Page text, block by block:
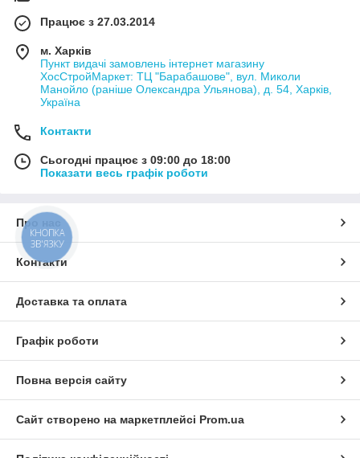
Працює з 27.03.2014
м. Харків
Пункт видачі замовлень інтернет магазину
ХосСтройМаркет: ТЦ "Барабашове", вул. Миколи
Манойло (раніше Олександра Ульянова), д. 54, Харків,
Україна
Контакти
Сьогодні працює з 09:00 до 18:00
Показати весь графік роботи
Про нас
Контакти
Доставка та оплата
Графік роботи
Повна версія сайту
Сайт створено на маркетплейсі Prom.ua
КНОПКА
ЗВ'ЯЗКУ